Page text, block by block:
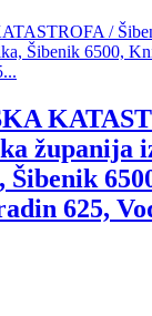
županija
Šibenik
625,